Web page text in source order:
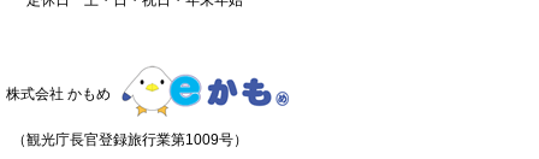
株式会社 かもめ
（観光庁長官登録旅行業第1009号）